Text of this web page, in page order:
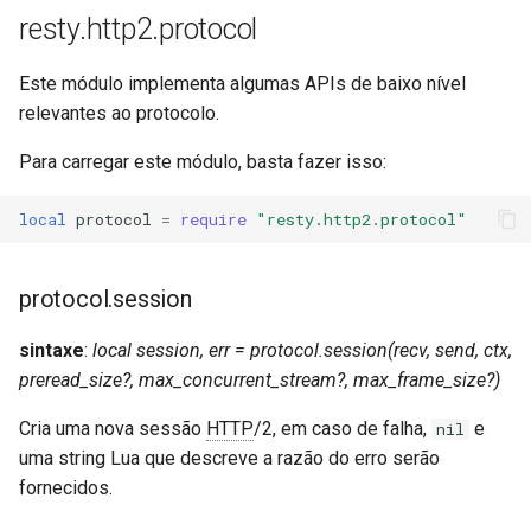
resty.http2.protocol
Este módulo implementa algumas APIs de baixo nível
relevantes ao protocolo.
Para carregar este módulo, basta fazer isso:
local protocol = require "resty.http2.protocol"
protocol.session
sintaxe: local session, err = protocol.session(recv, send, ctx,
preread_size?, max_concurrent_stream?, max_frame_size?)
Cria uma nova sessão HTTP/2, em caso de falha, nil e
uma string Lua que descreve a razão do erro serão
fornecidos.